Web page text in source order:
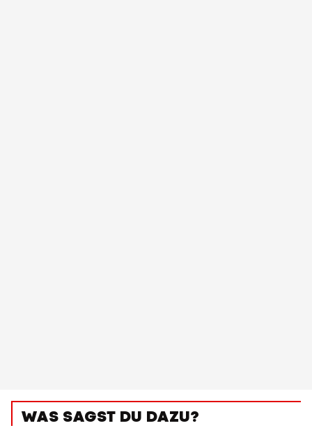
WAS SAGST DU DAZU?